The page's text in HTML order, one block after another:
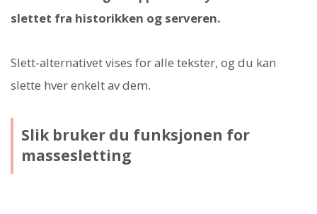
slettet fra historikken og serveren.
Slett-alternativet vises for alle tekster, og du kan
slette hver enkelt av dem.
Slik bruker du funksjonen for
massesletting